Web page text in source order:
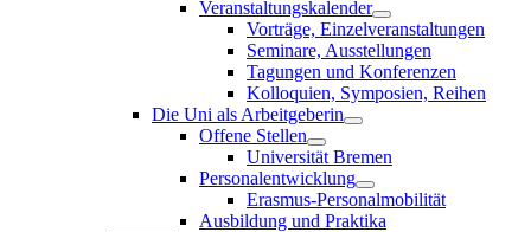
Veranstaltungskalender
Vorträge, Einzelveranstaltungen
Seminare, Ausstellungen
Tagungen und Konferenzen
Kolloquien, Symposien, Reihen
Die Uni als Arbeitgeberin
Offene Stellen
Universität Bremen
Personalentwicklung
Erasmus-Personalmobilität
Ausbildung und Praktika